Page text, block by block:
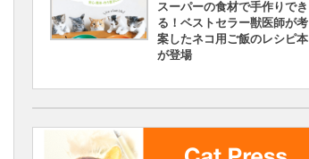
スーパーの食材で手作りでき
る！ベストセラー獣医師が考
案したネコ用ご飯のレシピ本
が登場